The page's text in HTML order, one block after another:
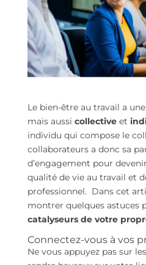
Le bien-être au travail a
mais aussi collectiveet
individu qui compose le
collaborateurs a donc sa
d’engagement pour
qualité de vie au travail et
professionnel. Dans cet
montrer quelques astuces
catalyseurs de votre
Connectez-vous à vos
Ne vous appuyez pas sur